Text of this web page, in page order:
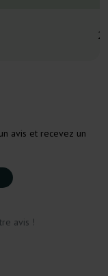
avis et recevez un
avis !